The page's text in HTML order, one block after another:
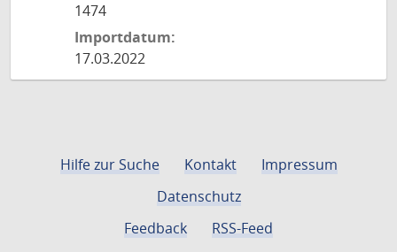
1474
Importdatum:
17.03.2022
Hilfe zur Suche Kontakt
Impressum
Datenschutz
Feedback
RSS-Feed